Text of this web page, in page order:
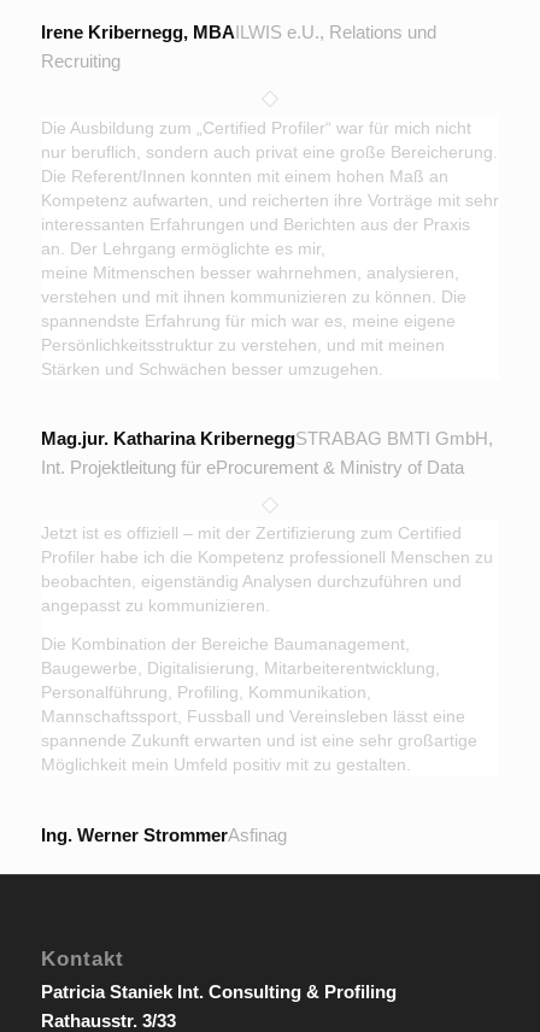
Irene Kribernegg, MBAILWIS e.U., Relations und
Recruiting
Die Ausbildung zum „Certified Profiler“ war für mich nicht
nur beruflich, sondern auch privat eine große Bereicherung.
Die Referent/Innen konnten mit einem hohen Maß an
Kompetenz aufwarten, und reicherten ihre Vorträge mit sehr
interessanten Erfahrungen und Berichten aus der Praxis
an. Der Lehrgang ermöglichte es mir,
meine Mitmenschen besser wahrnehmen, analysieren,
verstehen und mit ihnen kommunizieren zu können. Die
spannendste Erfahrung für mich war es, meine eigene
Persönlichkeitsstruktur zu verstehen, und mit meinen
Stärken und Schwächen besser umzugehen.
Mag.jur. Katharina KriberneggSTRABAG BMTI GmbH,
Int. Projektleitung für eProcurement & Ministry of Data
Jetzt ist es offiziell – mit der Zertifizierung zum Certified
Profiler habe ich die Kompetenz professionell Menschen zu
beobachten, eigenständig Analysen durchzuführen und
angepasst zu kommunizieren.
Die Kombination der Bereiche Baumanagement,
Baugewerbe, Digitalisierung, Mitarbeiterentwicklung,
Personalführung, Profiling, Kommunikation,
Mannschaftssport, Fussball und Vereinsleben lässt eine
spannende Zukunft erwarten und ist eine sehr großartige
Möglichkeit mein Umfeld positiv mit zu gestalten.
Ing. Werner StrommerAsfinag
Kontakt
Patricia Staniek Int. Consulting & Profiling
Rathausstr. 3/33